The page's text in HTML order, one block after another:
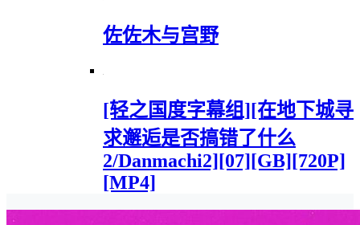
佐佐木与宫野
[轻之国度字幕组][在地下城寻
求邂逅是否搞错了什么
2/Danmachi2][07][GB][720P]
[MP4]